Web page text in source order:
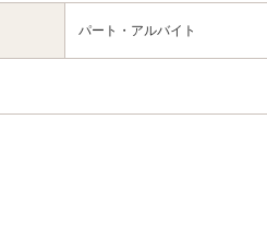
パート・アルバイト